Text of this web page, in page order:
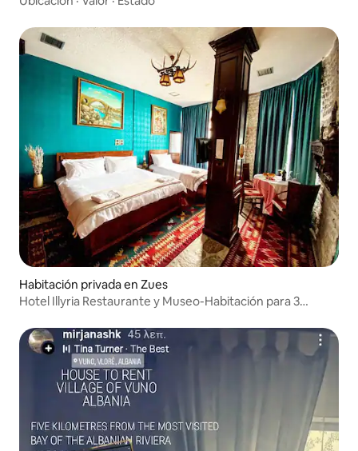
Habitación privada en Zues
Hotel Illyria Restaurante y Museo-Habitación para 3